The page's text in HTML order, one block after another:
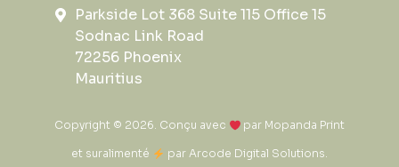
Parkside Lot 368 Suite 115 Office 15
Sodnac Link Road
72256 Phoenix
Mauritius
Copyright © 2026. Conçu avec par Mopanda Print
et suralimenté par Arcode Digital Solutions.